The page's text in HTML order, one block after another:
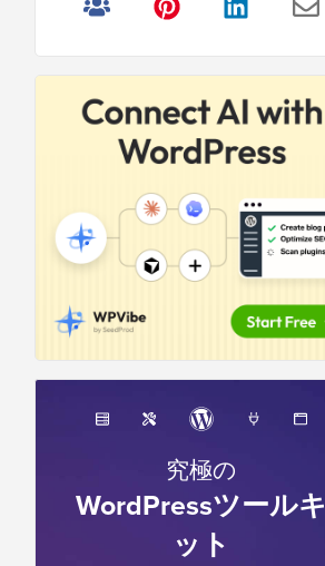
サ
ー
究極の
WordPressツールキ
ット